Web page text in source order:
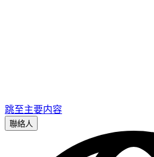
跳至主要内容
聯絡人